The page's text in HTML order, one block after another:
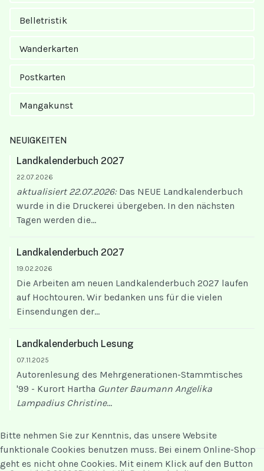
Belletristik
Wanderkarten
Postkarten
Mangakunst
NEUIGKEITEN
Landkalenderbuch 2027
22.07.2026
aktualisiert 22.07.2026:Das NEUE Landkalenderbuch
wurde in die Druckerei übergeben. In den nächsten
Tagen werden die...
Landkalenderbuch 2027
19.02.2026
Die Arbeiten am neuen Landkalenderbuch 2027 laufen
auf Hochtouren. Wir bedanken uns für die vielen
Einsendungen der...
Landkalenderbuch Lesung
07.11.2025
Autorenlesung des Mehrgenerationen-Stammtisches
'99 - Kurort Hartha Gunter Baumann Angelika
Lampadius Christine...
Bitte nehmen Sie zur Kenntnis, das unsere Website
funktionale Cookies benutzen muss. Bei einem Online-Shop
geht es nicht ohne Cookies. Mit einem Klick auf den Button